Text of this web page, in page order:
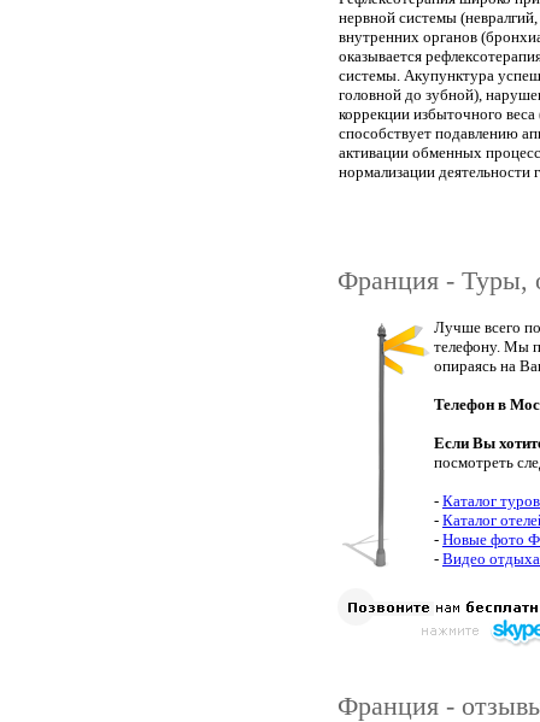
нервной системы
внутренних органов
оказывается
системы. Акупунктура
головной до зубной),
коррекции избыточного
способствует подавлению
активации обменных
нормализации деятельности
Франция - Туры,
Лучше всего
телефону. Мы
опираясь на
Телефон в
Если Вы
посмотреть
- Каталог
- Каталог
- Новые фото
- Видео
Франция -